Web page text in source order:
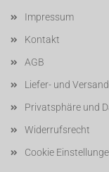
Impressum
Kontakt
AGB
Liefer- und
Privatsphäre und
Widerrufsrecht
Cookie